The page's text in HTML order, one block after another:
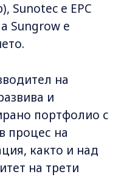
Sunotec е EPC
Sungrow е
на
и
портфолио с
процес на
както и над
на трети